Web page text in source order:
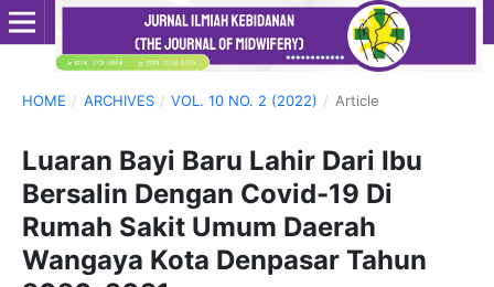
HOME / ARCHIVES / VOL. 10 NO. 2 (2022) / Article
Luaran Bayi Baru Lahir Dari Ibu
Bersalin Dengan Covid-19 Di
Rumah Sakit Umum Daerah
Wangaya Kota Denpasar Tahun